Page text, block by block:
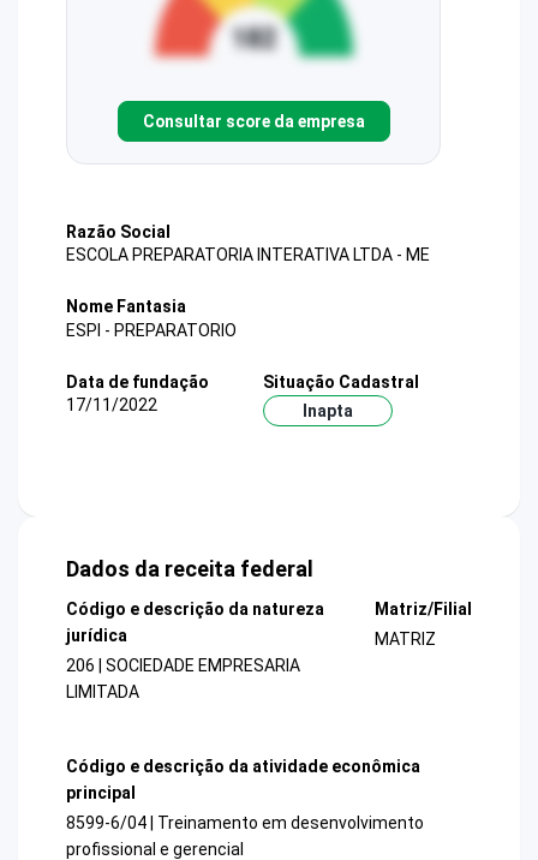
Consultar score da empresa
Razão Social
ESCOLA PREPARATORIA INTERATIVA LTDA - ME
Nome Fantasia
ESPI - PREPARATORIO
Data de fundação
17/11/2022
Situação Cadastral
Inapta
Dados da receita federal
Código e descrição da natureza
jurídica
206 | SOCIEDADE EMPRESARIA
LIMITADA
Matriz/Filial
MATRIZ
Código e descrição da atividade econômica
principal
8599-6/04 | Treinamento em desenvolvimento
profissional e gerencial